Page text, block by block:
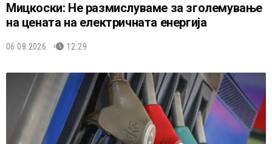
Мицкоски: Не размислуваме за зголемување
на цената на електричната енергија
06.08.2026. 12:29